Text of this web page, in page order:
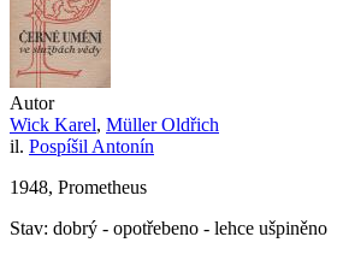
Autor
Wick Karel, Müller Oldřich
il. Pospíšil Antonín
1948, Prometheus
Stav: dobrý - opotřebeno - lehce ušpiněno